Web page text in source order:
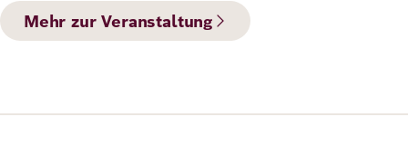
Mehr zur Veranstaltung